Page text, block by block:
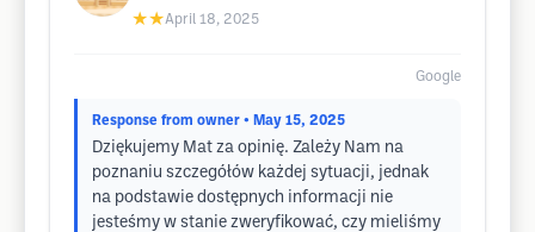
★★April 18, 2025
Google
Response from owner • May 15, 2025
Dziękujemy Mat za opinię. Zależy Nam na
poznaniu szczegółów każdej sytuacji, jednak
na podstawie dostępnych informacji nie
jesteśmy w stanie zweryfikować, czy mieliśmy